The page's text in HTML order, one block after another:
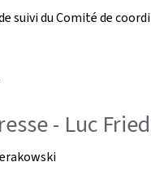
suivi du Comité de
- Luc